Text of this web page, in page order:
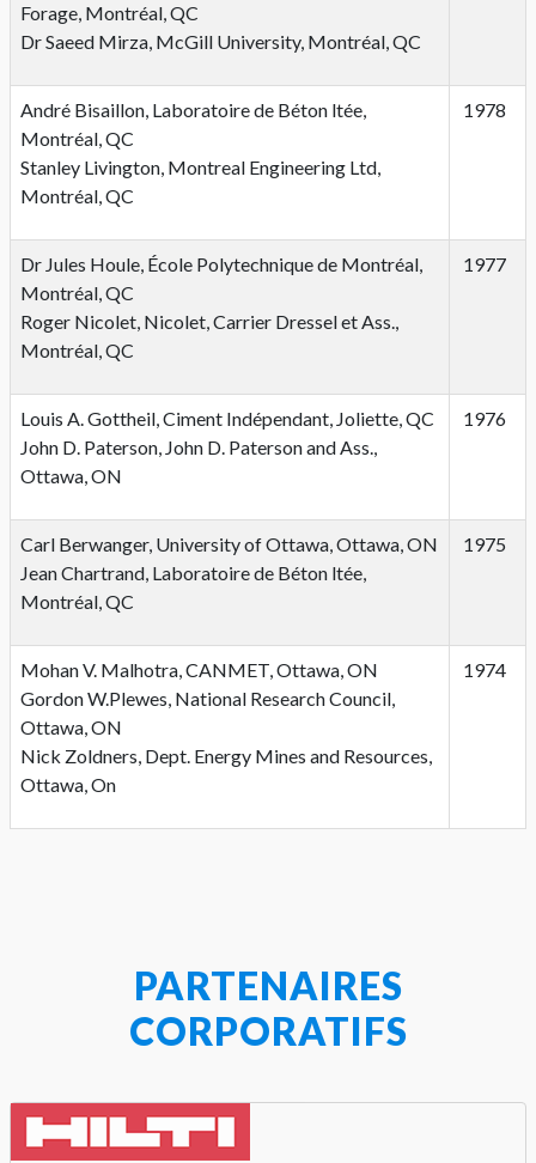
Forage, Montréal, QC
Dr Saeed Mirza, McGill University, Montréal, QC
André Bisaillon, Laboratoire de Béton ltée,
Montréal, QC
Stanley Livington, Montreal Engineering Ltd,
Montréal, QC
1978
Dr Jules Houle, École Polytechnique de Montréal,
Montréal, QC
Roger Nicolet, Nicolet, Carrier Dressel et Ass.,
Montréal, QC
1977
Louis A. Gottheil, Ciment Indépendant, Joliette, QC
John D. Paterson, John D. Paterson and Ass.,
Ottawa, ON
1976
Carl Berwanger, University of Ottawa, Ottawa, ON
Jean Chartrand, Laboratoire de Béton ltée,
Montréal, QC
1975
Mohan V. Malhotra, CANMET, Ottawa, ON
Gordon W.Plewes, National Research Council,
Ottawa, ON
Nick Zoldners, Dept. Energy Mines and Resources,
Ottawa, On
1974
PARTENAIRES
CORPORATIFS